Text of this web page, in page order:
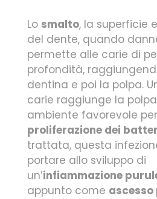
Lo smalto, la superficie
del dente, quando
permette alle carie di
profondità,
dentina e poi la polpa.
carie raggiunge la
ambiente favorevole
proliferazione dei
trattata, questa
portare allo sviluppo di
un’infiammazione
appunto come